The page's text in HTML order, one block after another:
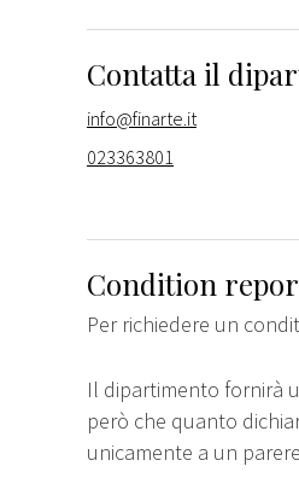
Contatta il
info@finarte.it
023363801
Condition
Per richiedere un
Il dipartimento fornirà
però che quanto
unicamente a un